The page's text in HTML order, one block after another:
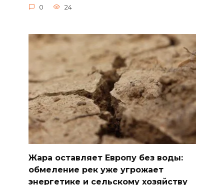
0 24
Жара оставляет Европу без воды:
обмеление рек уже угрожает
энергетике и сельскому хозяйству